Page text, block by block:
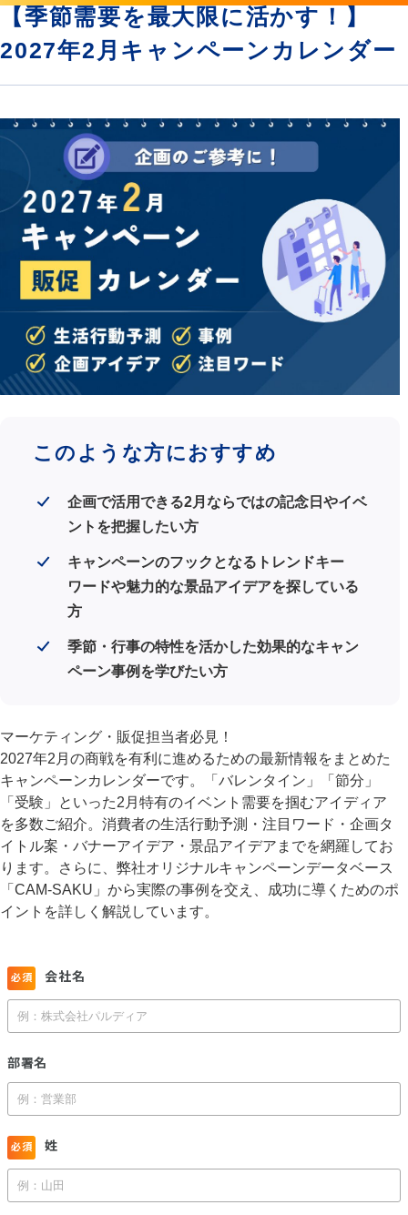
【季節需要を最大限に活かす！】
2027年2月キャンペーンカレンダー
このような方におすすめ
企画で活用できる2月ならではの記念日やイベ
ントを把握したい方
キャンペーンのフックとなるトレンドキー
ワードや魅力的な景品アイデアを探している
方
季節・行事の特性を活かした効果的なキャン
ペーン事例を学びたい方
マーケティング・販促担当者必見！
2027年2月の商戦を有利に進めるための最新情報をまとめた
キャンペーンカレンダーです。「バレンタイン」「節分」
「受験」といった2月特有のイベント需要を掴むアイディア
を多数ご紹介。消費者の生活行動予測・注目ワード・企画タ
イトル案・バナーアイデア・景品アイデアまでを網羅してお
ります。さらに、弊社オリジナルキャンペーンデータベース
「CAM-SAKU」から実際の事例を交え、成功に導くためのポ
イントを詳しく解説しています。